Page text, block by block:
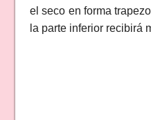
el seco en forma
la parte inferior recibirá